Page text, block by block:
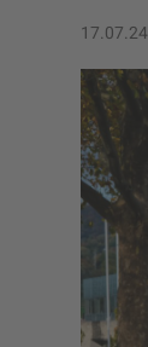
17.07.24